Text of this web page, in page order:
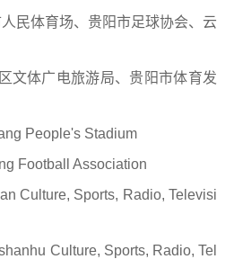
体育场、贵阳市足球协会、云
旅游局、贵阳市体育发
People's Stadium
Association
Sports, Radio, Televisi
Sports, Radio, Tel